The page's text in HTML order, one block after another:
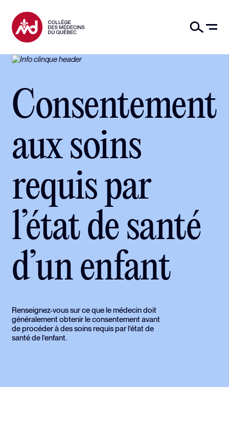
Consentement
aux soins
requis par
l’état de santé
d’un enfant
Renseignez-vous sur ce que le médecin doit
généralement obtenir le consentement avant
de procéder à des soins requis par l’état de
santé de l’enfant.